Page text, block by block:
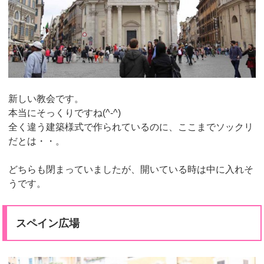
新しい教会です。
本当にそっくりですね(^-^)
全く違う建築様式で作られているのに、ここまでソックリ
だとは・・。
どちらも閉まっていましたが、開いている時は中に入れそ
うです。
スペイン広場